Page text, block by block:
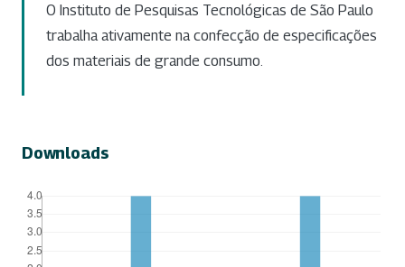
O Instituto de Pesquisas Tecnológicas de São Paulo
trabalha ativamente na confecção de especificações
dos materiais de grande consumo.
Downloads